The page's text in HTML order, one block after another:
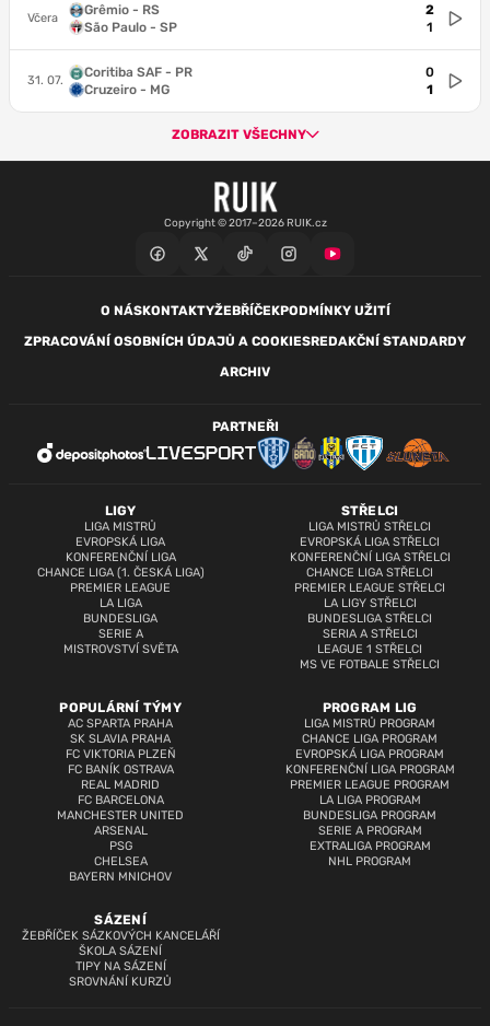
Včera
Grêmio - RS
São Paulo - SP
2
1
31. 07.
Coritiba SAF - PR
Cruzeiro - MG
0
1
ZOBRAZIT VŠECHNY
Copyright © 2017–2026 RUIK.cz
O NÁSKONTAKTYŽEBŘÍČEKPODMÍNKY UŽITÍ
ZPRACOVÁNÍ OSOBNÍCH ÚDAJŮ A COOKIESREDAKČNÍ STANDARDY
ARCHIV
LIGY
LIGA MISTRŮ
EVROPSKÁ LIGA
KONFERENČNÍ LIGA
CHANCE LIGA (1. ČESKÁ LIGA)
PREMIER LEAGUE
LA LIGA
BUNDESLIGA
SERIE A
MISTROVSTVÍ SVĚTA
STŘELCI
LIGA MISTRŮ STŘELCI
EVROPSKÁ LIGA STŘELCI
KONFERENČNÍ LIGA STŘELCI
CHANCE LIGA STŘELCI
PREMIER LEAGUE STŘELCI
LA LIGY STŘELCI
BUNDESLIGA STŘELCI
SERIA A STŘELCI
LEAGUE 1 STŘELCI
MS VE FOTBALE STŘELCI
POPULÁRNÍ TÝMY
AC SPARTA PRAHA
SK SLAVIA PRAHA
FC VIKTORIA PLZEŇ
FC BANÍK OSTRAVA
REAL MADRID
FC BARCELONA
MANCHESTER UNITED
ARSENAL
PSG
CHELSEA
BAYERN MNICHOV
PROGRAM LIG
LIGA MISTRŮ PROGRAM
CHANCE LIGA PROGRAM
EVROPSKÁ LIGA PROGRAM
KONFERENČNÍ LIGA PROGRAM
PREMIER LEAGUE PROGRAM
LA LIGA PROGRAM
BUNDESLIGA PROGRAM
SERIE A PROGRAM
EXTRALIGA PROGRAM
NHL PROGRAM
SÁZENÍ
ŽEBŘÍČEK SÁZKOVÝCH KANCELÁŘÍ
ŠKOLA SÁZENÍ
TIPY NA SÁZENÍ
SROVNÁNÍ KURZŮ
PARTNEŘI